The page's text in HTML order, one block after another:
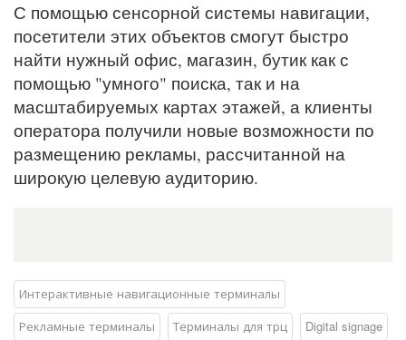
С помощью сенсорной системы навигации,
посетители этих объектов смогут быстро
найти нужный офис, магазин, бутик как с
помощью "умного" поиска, так и на
масштабируемых картах этажей, а клиенты
оператора получили новые возможности по
размещению рекламы, рассчитанной на
широкую целевую аудиторию.
Интерактивные навигационные терминалы
Рекламные терминалы
Терминалы для трц
Digital signage